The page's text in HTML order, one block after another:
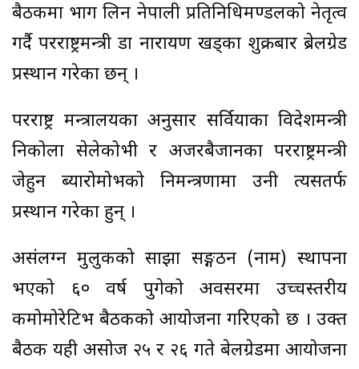
बैठकमा भाग लिन नेपाली प्रतिनिधिमण्डलको नेतृत्व
गर्दै परराष्ट्रमन्त्री डा नारायण खड्का शुक्रबार ब्रेलग्रेड
प्रस्थान गरेका छन् ।
परराष्ट्र मन्त्रालयका अनुसार सर्वियाका विदेशमन्त्री
निकोला सेलेकोभी र अजरबैजानका परराष्ट्रमन्त्री
जेहुन ब्यारोमोभको निमन्त्रणामा उनी त्यसतर्फ
प्रस्थान गरेका हुन् ।
असंलग्न मुलुकको साझा सङ्गठन (नाम) स्थापना
भएको ६० वर्ष पुगेको अवसरमा उच्चस्तरीय
कमोमोरेटिभ बैठकको आयोजना गरिएको छ । उक्त
बैठक यही असोज २५ र २६ गते बेलग्रेडमा आयोजना